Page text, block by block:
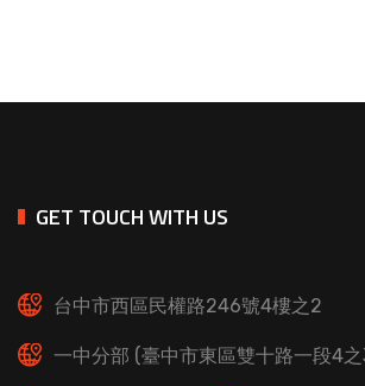
GET TOUCH WITH US
台中市西區民權路246號4樓之2
一中分部 (臺中市東區雙十路一段4